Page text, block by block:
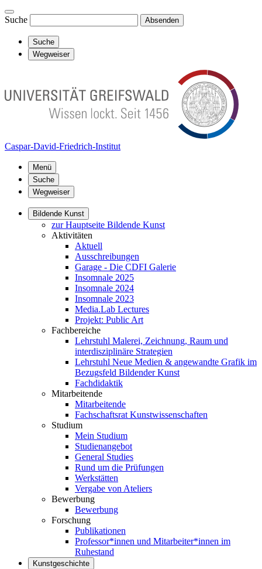
Suche Absenden
Suche
Wegweiser
Caspar-David-Friedrich-Institut
Menü
Suche
Wegweiser
Bildende Kunst
zur Hauptseite Bildende Kunst
Aktivitäten
Aktuell
Ausschreibungen
Garage - Die CDFI Galerie
Insomnale 2025
Insomnale 2024
Insomnale 2023
Media.Lab Lectures
Projekt: Public Art
Fachbereiche
Lehrstuhl Malerei, Zeichnung, Raum und
interdisziplinäre Strategien
Lehrstuhl Neue Medien & angewandte Grafik im
Bezugsfeld Bildender Kunst
Fachdidaktik
Mitarbeitende
Mitarbeitende
Fachschaftsrat Kunstwissenschaften
Studium
Mein Studium
Studienangebot
General Studies
Rund um die Prüfungen
Werkstätten
Vergabe von Ateliers
Bewerbung
Bewerbung
Forschung
Publikationen
Professor*innen und Mitarbeiter*innen im
Ruhestand
Kunstgeschichte